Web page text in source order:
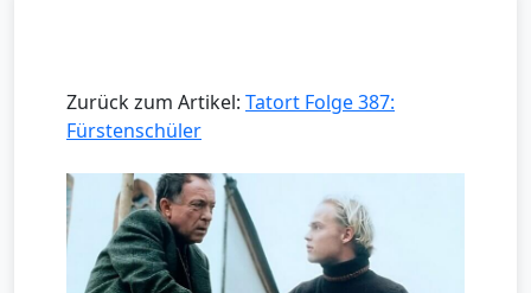
Zurück zum Artikel: Tatort Folge 387:
Fürstenschüler